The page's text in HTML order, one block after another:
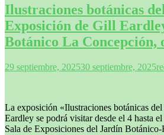
Ilustraciones botánicas
Exposición de Gill
Botánico La Concepción,
29 septiembre, 202530 septiembre, 2025
La exposición «Ilustraciones botánicas
Eardley se podrá visitar desde el 4 hasta
Sala de Exposiciones del Jardín